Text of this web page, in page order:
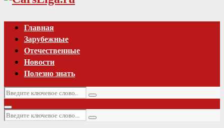
Главная
Зарубежные
Отечественные
Новости
Полезно знать
Искать:
Поиск
Основное
меню
Искать:
Поиск